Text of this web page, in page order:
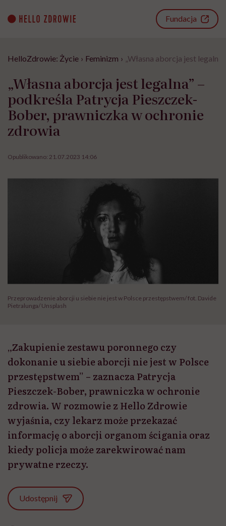
content
Fundacja
HelloZdrowie: Życie › Feminizm › „Własna aborcja jest
„Własna aborcja jest legalna” –
podkreśla Patrycja Pieszczek-
Bober, prawniczka w ochronie
zdrowia
Opublikowano: 21.07.2023 14:06
Przeprowadzenie aborcji u siebie nie jest w Polsce przestępstwem/ fot. Davide
Pietralunga/ Unsplash
„Zakupienie zestawu poronnego czy
dokonanie u siebie aborcji nie jest w Polsce
przestępstwem” – zaznacza Patrycja
Pieszczek-Bober, prawniczka w ochronie
zdrowia. W rozmowie z Hello Zdrowie
wyjaśnia, czy lekarz może przekazać
informację o aborcji organom ścigania oraz
kiedy policja może zarekwirować nam
prywatne rzeczy.
Udostępnij